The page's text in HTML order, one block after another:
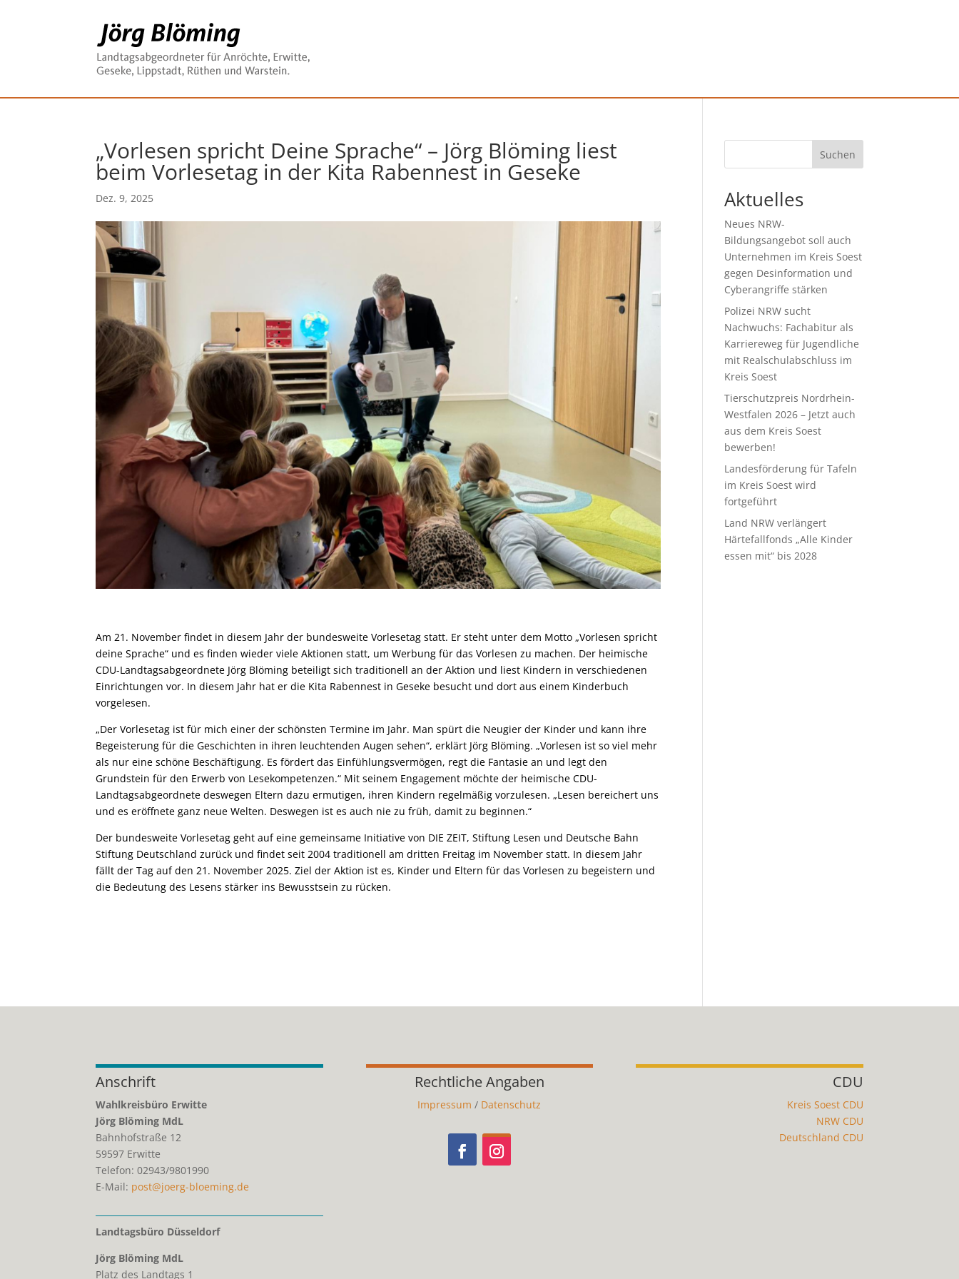
„Vorlesen spricht Deine Sprache“ – Jörg Blöming liest
beim Vorlesetag in der Kita Rabennest in Geseke
Dez. 9, 2025
Am 21. November findet in diesem Jahr der bundesweite Vorlesetag statt. Er steht unter dem Motto „Vorlesen spricht
deine Sprache“ und es finden wieder viele Aktionen statt, um Werbung für das Vorlesen zu machen. Der heimische
CDU-Landtagsabgeordnete Jörg Blöming beteiligt sich traditionell an der Aktion und liest Kindern in verschiedenen
Einrichtungen vor. In diesem Jahr hat er die Kita Rabennest in Geseke besucht und dort aus einem Kinderbuch
vorgelesen.
„Der Vorlesetag ist für mich einer der schönsten Termine im Jahr. Man spürt die Neugier der Kinder und kann ihre
Begeisterung für die Geschichten in ihren leuchtenden Augen sehen“, erklärt Jörg Blöming. „Vorlesen ist so viel mehr
als nur eine schöne Beschäftigung. Es fördert das Einfühlungsvermögen, regt die Fantasie an und legt den
Grundstein für den Erwerb von Lesekompetenzen.“ Mit seinem Engagement möchte der heimische CDU-
Landtagsabgeordnete deswegen Eltern dazu ermutigen, ihren Kindern regelmäßig vorzulesen. „Lesen bereichert uns
und es eröffnete ganz neue Welten. Deswegen ist es auch nie zu früh, damit zu beginnen.“
Der bundesweite Vorlesetag geht auf eine gemeinsame Initiative von DIE ZEIT, Stiftung Lesen und Deutsche Bahn
Stiftung Deutschland zurück und findet seit 2004 traditionell am dritten Freitag im November statt. In diesem Jahr
fällt der Tag auf den 21. November 2025. Ziel der Aktion ist es, Kinder und Eltern für das Vorlesen zu begeistern und
die Bedeutung des Lesens stärker ins Bewusstsein zu rücken.
Suchen
Aktuelles
Neues NRW-
Bildungsangebot soll auch
Unternehmen im Kreis Soest
gegen Desinformation und
Cyberangriffe stärken
Polizei NRW sucht
Nachwuchs: Fachabitur als
Karriereweg für Jugendliche
mit Realschulabschluss im
Kreis Soest
Tierschutzpreis Nordrhein-
Westfalen 2026 – Jetzt auch
aus dem Kreis Soest
bewerben!
Landesförderung für Tafeln
im Kreis Soest wird
fortgeführt
Land NRW verlängert
Härtefallfonds „Alle Kinder
essen mit“ bis 2028
Anschrift
Wahlkreisbüro Erwitte
Jörg Blöming MdL
Bahnhofstraße 12
59597 Erwitte
Telefon: 02943/9801990
E-Mail: post@joerg-bloeming.de
Landtagsbüro Düsseldorf
Jörg Blöming MdL
Platz des Landtags 1
Rechtliche Angaben
Impressum / Datenschutz
CDU
Kreis Soest CDU
NRW CDU
Deutschland CDU